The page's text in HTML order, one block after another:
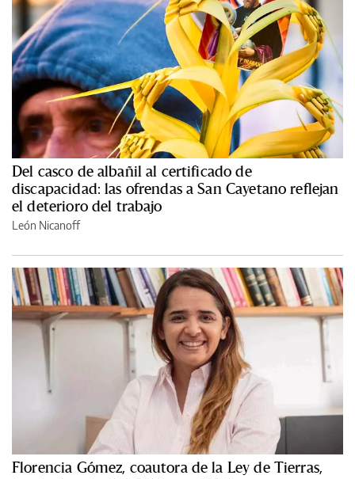
Del casco de albañil al certificado de
discapacidad: las ofrendas a San Cayetano reflejan
el deterioro del trabajo
León Nicanoff
Florencia Gómez, coautora de la Ley de Tierras,